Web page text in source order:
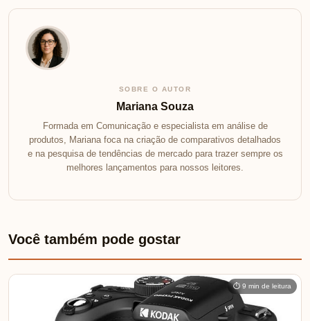
SOBRE O AUTOR
Mariana Souza
Formada em Comunicação e especialista em análise de
produtos, Mariana foca na criação de comparativos detalhados
e na pesquisa de tendências de mercado para trazer sempre os
melhores lançamentos para nossos leitores.
Você também pode gostar
⏱ 9 min de leitura